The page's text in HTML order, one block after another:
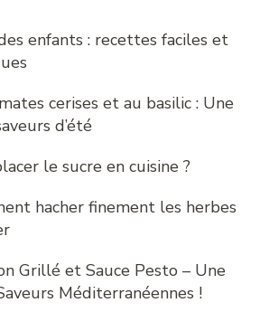
enfants : recettes faciles et
cerises et au basilic : Une
d’été
le sucre en cuisine ?
hacher finement les herbes
Grillé et Sauce Pesto – Une
Méditerranéennes !